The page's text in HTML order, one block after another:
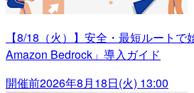
【8/18（火）】安全・最短ルート
Amazon Bedrock」導入ガイド
開催前2026年8月18日(火) 13:00